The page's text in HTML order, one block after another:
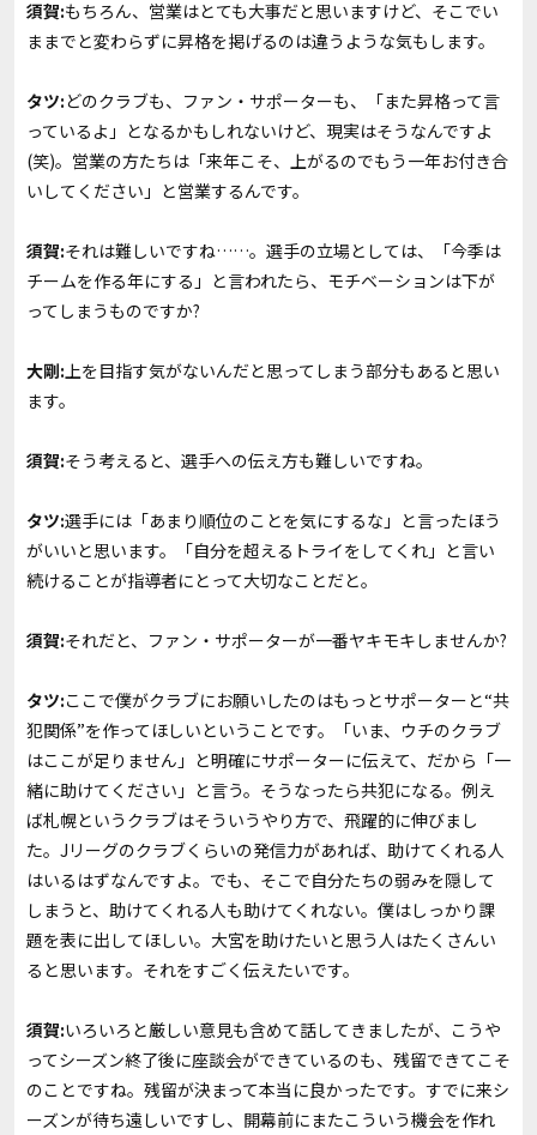
須賀:もちろん、営業はとても大事だと思いますけど、そこでい
ままでと変わらずに昇格を掲げるのは違うような気もします。
タツ:どのクラブも、ファン・サポーターも、「また昇格って言
っているよ」となるかもしれないけど、現実はそうなんですよ
(笑)。営業の方たちは「来年こそ、上がるのでもう一年お付き合
いしてください」と営業するんです。
須賀:それは難しいですね……。選手の立場としては、「今季は
チームを作る年にする」と言われたら、モチベーションは下が
ってしまうものですか?
大剛: 上を目指す気がないんだと思ってしまう部分もあると思い
ます。
須賀:そう考えると、選手への伝え方も難しいですね。
タツ:選手には「あまり順位のことを気にするな」と言ったほう
がいいと思います。「自分を超えるトライをしてくれ」と言い
続けることが指導者にとって大切なことだと。
須賀:それだと、ファン・サポーターが一番ヤキモキしませんか?
タツ:ここで僕がクラブにお願いしたのはもっとサポーターと“共
犯関係”を作ってほしいということです。「いま、ウチのクラブ
はここが足りません」と明確にサポーターに伝えて、だから「一
緒に助けてください」と言う。そうなったら共犯になる。例え
ば札幌というクラブはそういうやり方で、飛躍的に伸びまし
た。Jリーグのクラブくらいの発信力があれば、助けてくれる人
はいるはずなんですよ。でも、そこで自分たちの弱みを隠して
しまうと、助けてくれる人も助けてくれない。僕はしっかり課
題を表に出してほしい。大宮を助けたいと思う人はたくさんい
ると思います。それをすごく伝えたいです。
須賀:いろいろと厳しい意見も含めて話してきましたが、こうや
ってシーズン終了後に座談会ができているのも、残留できてこそ
のことですね。残留が決まって本当に良かったです。すでに来シ
ーズンが待ち遠しいですし、開幕前にまたこういう機会を作れ